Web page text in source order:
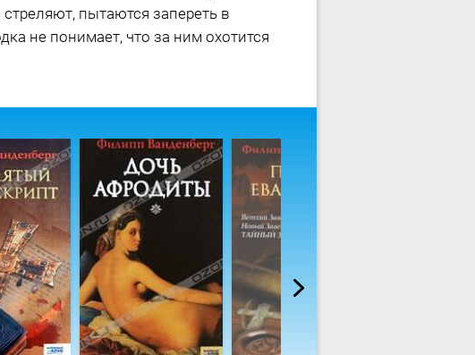
пытаются запереть в
не понимает, что за ним охотится